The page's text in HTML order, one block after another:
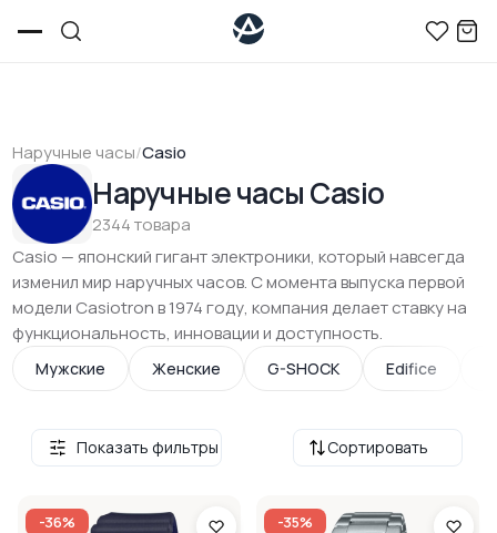
Наручные часы/Casio
Наручные часы Casio
2344 товара
Casio — японский гигант электроники, который навсегда
изменил мир наручных часов. С момента выпуска первой
модели Casiotron в 1974 году, компания делает ставку на
функциональность, инновации и доступность.
Мужские Женские G-SHOCK Edifice
Сортировать
Показать фильтры
-36% -35%